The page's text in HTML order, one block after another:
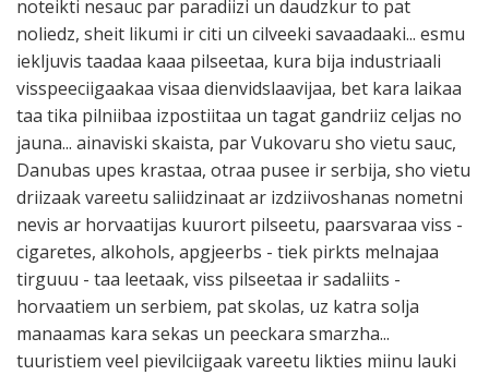
noteikti nesauc par paradiizi un daudzkur to pat
noliedz, sheit likumi ir citi un cilveeki savaadaaki... esmu
iekljuvis taadaa kaaa pilseetaa, kura bija industriaali
visspeeciigaakaa visaa dienvidslaavijaa, bet kara laikaa
taa tika pilniibaa izpostiitaa un tagat gandriiz celjas no
jauna... ainaviski skaista, par Vukovaru sho vietu sauc,
Danubas upes krastaa, otraa pusee ir serbija, sho vietu
driizaak vareetu saliidzinaat ar izdziivoshanas nometni
nevis ar horvaatijas kuurort pilseetu, paarsvaraa viss -
cigaretes, alkohols, apgjeerbs - tiek pirkts melnajaa
tirguuu - taa leetaak, viss pilseetaa ir sadaliits -
horvaatiem un serbiem, pat skolas, uz katra solja
manaamas kara sekas un peeckara smarzha...
tuuristiem veel pievilciigaak vareetu likties miinu lauki